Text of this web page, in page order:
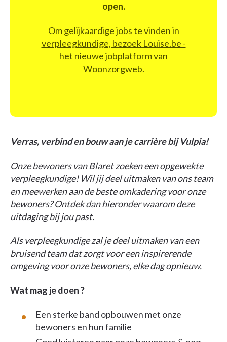
open.
Om gelijkaardige jobs te vinden in
verpleegkundige, bezoek Louise.be -
het nieuwe jobplatform van
Woonzorgweb.
Verras, verbind en bouw aan je carrière bij Vulpia!
Onze bewoners van Blaret zoeken een opgewekte
verpleegkundige! Wil jij deel uitmaken van ons team
en meewerken aan de beste omkadering voor onze
bewoners? Ontdek dan hieronder waarom deze
uitdaging bij jou past.
Als verpleegkundige zal je deel uitmaken van een
bruisend team dat zorgt voor een inspirerende
omgeving voor onze bewoners, elke dag opnieuw.
Wat mag je doen ?
Een sterke band opbouwen met onze
bewoners en hun familie